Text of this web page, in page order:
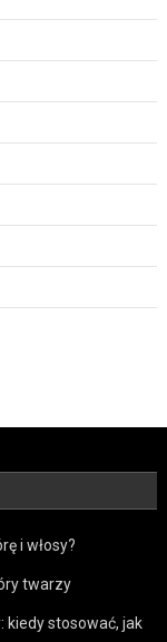
i włosy?
twarzy
kiedy stosować, jak